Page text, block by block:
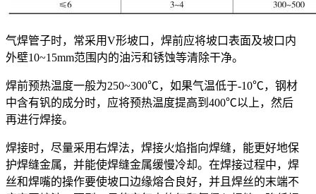
气焊管子时，常采用V形坡口，焊前应将坡口表面及坡口内
外壁10~15mm范围内的油污和锈蚀等清除干净。
焊前预热温度一般为250~300℃，如果气温低于-10℃，钢材
中含有钒的成分时，应将预热温度提高到400℃以上，然后
再进行焊接。
焊接时，尽量采用右焊法，焊接火焰指向焊缝，能更好地保
护焊缝金属，并能使焊缝金属缓慢冷却。在焊接过程中，焊
丝和焊嘴的操作要使坡口边缘熔合良好，并且焊丝的末端不